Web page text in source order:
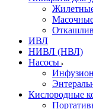
ИВЛ
НИВЛ (НВЛ)
Насосы
Кислородные